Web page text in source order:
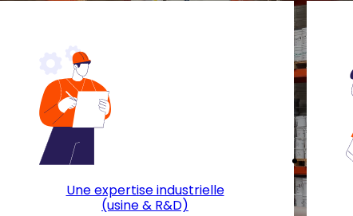
Une expertise industrielle
(usine & R&D)